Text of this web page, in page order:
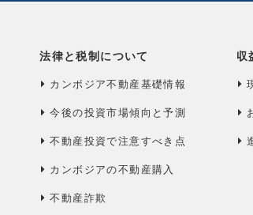
法律と税制について
カンボジア不動産基礎情報
今後の投資市場傾向と予測
不動産投資で注意すべき点
カンボジアの不動産購入
不動産詐欺
収